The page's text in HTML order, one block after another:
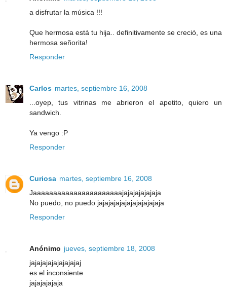
a disfrutar la música !!!
Que hermosa está tu hija.. definitivamente se creció, es una
hermosa señorita!
Responder
Carlos martes, septiembre 16, 2008
...oyep, tus vitrinas me abrieron el apetito, quiero un
sandwich.
Ya vengo :P
Responder
Curiosa martes, septiembre 16, 2008
Jaaaaaaaaaaaaaaaaaaaaaajajajajajajaja
No puedo, no puedo jajajajajajajajajajajaja
Responder
Anónimo jueves, septiembre 18, 2008
jajajajajajajajajaj
es el inconsiente
jajajajajaja